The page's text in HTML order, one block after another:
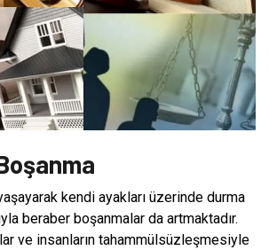
kendi ayakları üzerinde durma
beraber boşanmalar da artmaktadır.
ve insanların tahammülsüzleşmesiyle